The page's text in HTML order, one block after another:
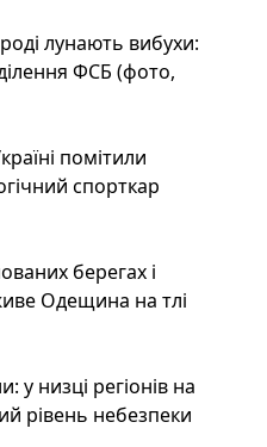
лунають вибухи:
ФСБ (фото,
помітили
спорткар
берегах і
Одещина на тлі
у низці регіонів на
рівень небезпеки